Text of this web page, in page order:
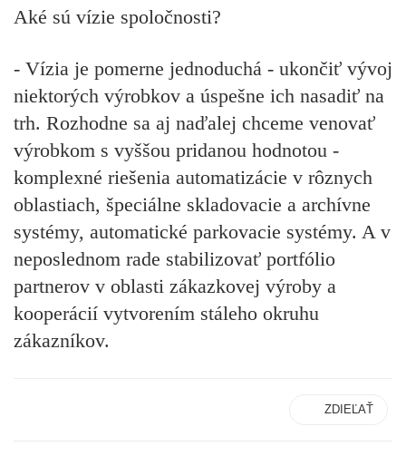
Aké sú vízie spoločnosti?
- Vízia je pomerne jednoduchá - ukončiť vývoj
niektorých výrobkov a úspešne ich nasadiť na
trh. Rozhodne sa aj naďalej chceme venovať
výrobkom s vyššou pridanou hodnotou -
komplexné riešenia automatizácie v rôznych
oblastiach, špeciálne skladovacie a archívne
systémy, automatické parkovacie systémy. A v
neposlednom rade stabilizovať portfólio
partnerov v oblasti zákazkovej výroby a
kooperácií vytvorením stáleho okruhu
zákazníkov.
ZDIEĽAŤ